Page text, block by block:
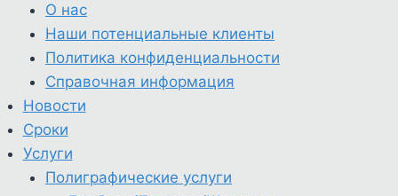
О нас
Наши потенциальные клиенты
Политика конфиденциальности
Справочная информация
Новости
Сроки
Услуги
Полиграфические услуги